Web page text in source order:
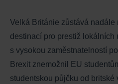
Velká Británie zůstává
destinací pro prestiž lokálních
s vysokou zaměstnatelností
Brexit znemožnil EU
studentskou půjčku od britské